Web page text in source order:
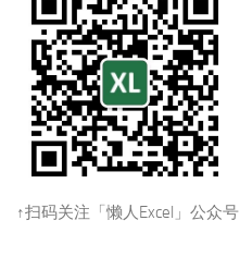
↑扫码关注「懒人Excel」公众号